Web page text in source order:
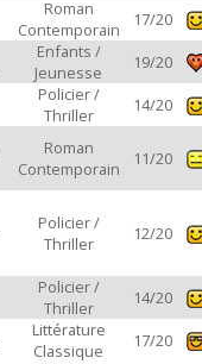
Roman
Contemporain
17/20
Enfants /
Jeunesse
19/20
Policier /
Thriller
14/20
Roman
Contemporain
11/20
Policier /
Thriller
12/20
Policier /
Thriller
14/20
Littérature
Classique
17/20